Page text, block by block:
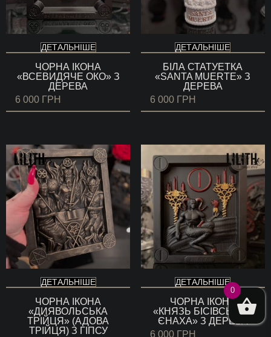
ДЕТАЛЬНІШЕ
ЧОРНА ІКОНА
«ВСЕВИДЯЧЕ ОКО» З
ДЕРЕВА
6 000 ГРН
ДЕТАЛЬНІШЕ
БІЛА СТАТУЕТКА
«SANTA MUERTE» З
ДЕРЕВА
6 000 ГРН
ДЕТАЛЬНІШЕ
ЧОРНА ІКОНА
«ДИЯВОЛЬСЬКА
ТРІЙЦЯ» (АДОВА
ТРІЙЦЯ) З ГІПСУ
ДЕТАЛЬНІШЕ
ЧОРНА ІКОНА
«КНЯЗЬ БІСІВСЬКИЙ
ЄНАХА» З ДЕРЕВА
6 000 ГРН
0